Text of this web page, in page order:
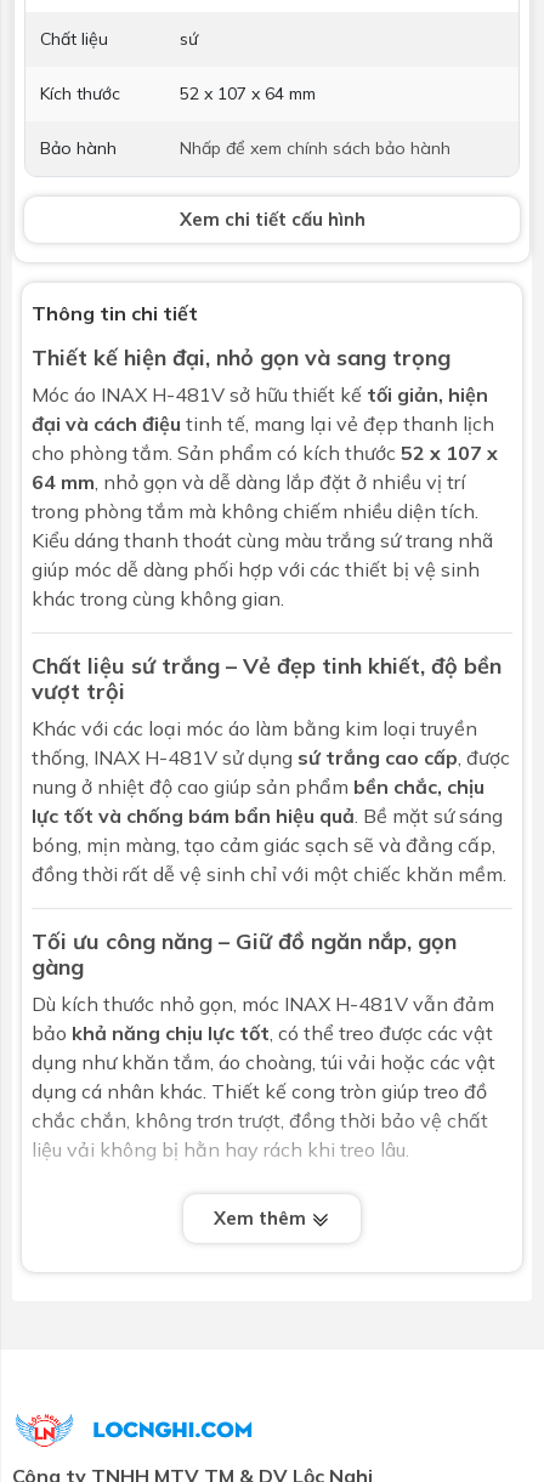
Chất liệu sứ
Kích thước 52 x 107 x 64 mm
Bảo hành Nhấp để xem chính sách bảo hành
Xem chi tiết cấu hình
Thông tin chi tiết
Thiết kế hiện đại, nhỏ gọn và sang trọng
Móc áo INAX H-481V sở hữu thiết kế tối giản, hiện
đại và cách điệu tinh tế, mang lại vẻ đẹp thanh lịch
cho phòng tắm. Sản phẩm có kích thước 52 x 107 x
64 mm , nhỏ gọn và dễ dàng lắp đặt ở nhiều vị trí
trong phòng tắm mà không chiếm nhiều diện tích.
Kiểu dáng thanh thoát cùng màu trắng sứ trang nhã
giúp móc dễ dàng phối hợp với các thiết bị vệ sinh
khác trong cùng không gian.
Chất liệu sứ trắng – Vẻ đẹp tinh khiết, độ bền
vượt trội
Khác với các loại móc áo làm bằng kim loại truyền
thống, INAX H-481V sử dụng sứ trắng cao cấp , được
nung ở nhiệt độ cao giúp sản phẩm bền chắc, chịu
lực tốt và chống bám bẩn hiệu quả . Bề mặt sứ sáng
bóng, mịn màng, tạo cảm giác sạch sẽ và đẳng cấp,
đồng thời rất dễ vệ sinh chỉ với một chiếc khăn mềm.
Tối ưu công năng – Giữ đồ ngăn nắp, gọn
gàng
Dù kích thước nhỏ gọn, móc INAX H-481V vẫn đảm
bảo khả năng chịu lực tốt , có thể treo được các vật
dụng như khăn tắm, áo choàng, túi vải hoặc các vật
dụng cá nhân khác. Thiết kế cong tròn giúp treo đồ
chắc chắn, không trơn trượt, đồng thời bảo vệ chất
liệu vải không bị hằn hay rách khi treo lâu.
Lắp đặt đơn giản – Phù hợp với mọi không
Sản phẩm được thiết kế treo tường tiện lợi, đi kèm
cho mọi phong cách phòng tắm, từ hiện đại đến cổ
điển.
Xem thêm
Công ty TNHH MTV TM & DV Lộc Nghi